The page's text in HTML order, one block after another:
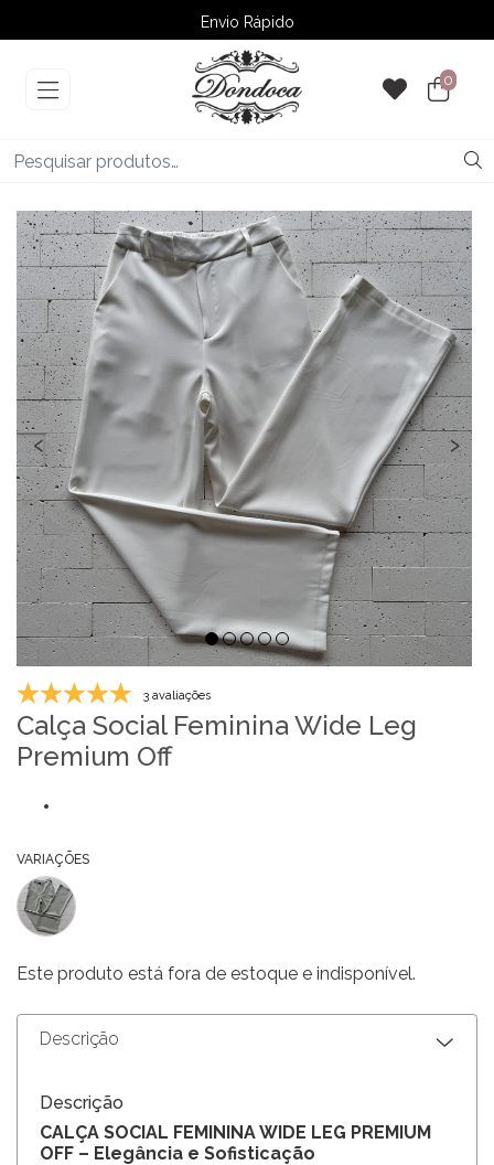
Envio Rápido
➚ Ofertas– Até 60% OFF
0
‹ ›
3 avaliações
Calça Social Feminina Wide Leg
Premium Off
VARIAÇÕES
Este produto está fora de estoque e indisponível.
Descrição
Descrição
CALÇA SOCIAL FEMININA WIDE LEG PREMIUM
OFF – Elegância e Sofisticação